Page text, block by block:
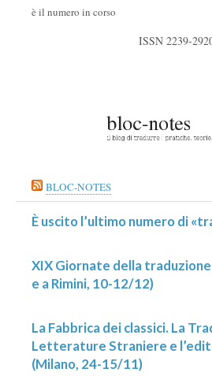
è il numero in corso
ISSN 2239-
BLOC-NOTES
È uscito l’ultimo numero di
XIX Giornate della
e a Rimini, 10-12/12)
La Fabbrica dei classici. La
Letterature Straniere e
(Milano, 24-15/11)